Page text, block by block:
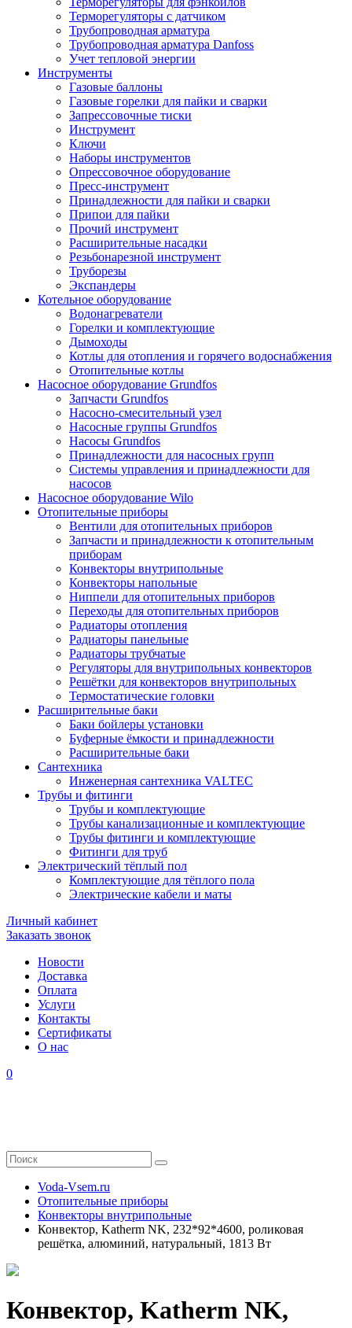
Терморегуляторы с датчиком
Трубопроводная арматура
Трубопроводная арматура Danfoss
Учет тепловой энергии
Инструменты
Газовые баллоны
Газовые горелки для пайки и сварки
Запрессовочные тиски
Инструмент
Ключи
Наборы инструментов
Опрессовочное оборудование
Пресс-инструмент
Принадлежности для пайки и сварки
Припои для пайки
Прочий инструмент
Расширительные насадки
Резьбонарезной инструмент
Труборезы
Экспандеры
Котельное оборудование
Водонагреватели
Горелки и комплектующие
Дымоходы
Котлы для отопления и горячего водоснабжения
Отопительные котлы
Насосное оборудование Grundfos
Запчасти Grundfos
Насосно-смесительный узел
Насосные группы Grundfos
Насосы Grundfos
Принадлежности для насосных групп
Системы управления и принадлежности для
насосов
Насосное оборудование Wilo
Отопительные приборы
Вентили для отопительных приборов
Запчасти и принадлежности к отопительным
приборам
Конвекторы внутрипольные
Конвекторы напольные
Ниппели для отопительных приборов
Переходы для отопительных приборов
Радиаторы отопления
Радиаторы панельные
Радиаторы трубчатые
Регуляторы для внутрипольных конвекторов
Решётки для конвекторов внутрипольных
Термостатические головки
Расширительные баки
Баки бойлеры установки
Буферные ёмкости и принадлежности
Расширительные баки
Сантехника
Инженерная сантехника VALTEC
Трубы и фитинги
Трубы и комплектующие
Трубы канализационные и комплектующие
Трубы фитинги и комплектующие
Фитинги для труб
Электрический тёплый пол
Комплектующие для тёплого пола
Электрические кабели и маты
Личный кабинет
Заказать звонок
Новости
Доставка
Оплата
Услуги
Контакты
Cертификаты
О нас
0
Voda-Vsem.ru
Отопительные приборы
Конвекторы внутрипольные
Конвектор, Katherm NK, 232*92*4600, роликовая
решётка, алюминий, натуральный, 1813 Вт
Конвектор, Katherm NK,